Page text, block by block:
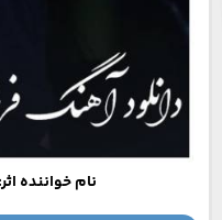
نام خواننده